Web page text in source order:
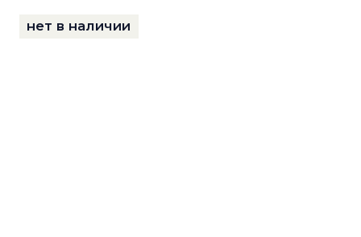
нет в наличии